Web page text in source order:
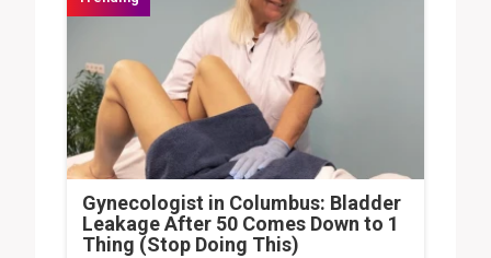
Gynecologist in Columbus: Bladder
Leakage After 50 Comes Down to 1
Thing (Stop Doing This)